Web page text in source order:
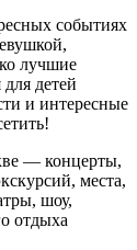
событиях
лучшие
детей
и интересные
— концерты,
места,
шоу,
отдыха